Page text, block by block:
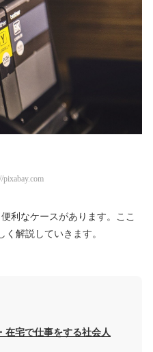
pixabay.com
利なケースがあります。ここ
解説していきます。
在宅で仕事をする社会人